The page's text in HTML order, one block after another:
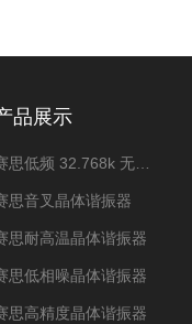
品展示
思音叉晶体谐振器
思耐高温晶体谐振器
思低相噪晶体谐振器
思高精度晶体谐振器